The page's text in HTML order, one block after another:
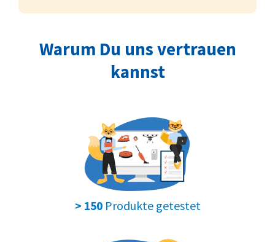
Warum Du uns vertrauen
kannst
> 150Produkte getestet